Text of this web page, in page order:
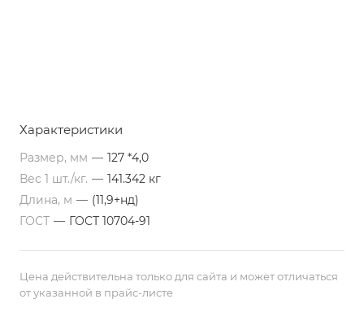
Характеристики
Размер, мм — 127 *4,0
Вес 1 шт./кг. — 141.342 кг
Длина, м — (11,9+нд)
ГОСТ — ГОСТ 10704-91
Цена действительна только для сайта и может отличаться
от указанной в прайс-листе